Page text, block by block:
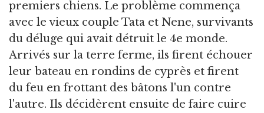
premiers chiens. Le problème commença
avec le vieux couple Tata et Nene, survivants
du déluge qui avait détruit le 4e monde.
Arrivés sur la terre ferme, ils firent échouer
leur bateau en rondins de cyprès et firent
du feu en frottant des bâtons l'un contre
l'autre. Ils décidèrent ensuite de faire cuire